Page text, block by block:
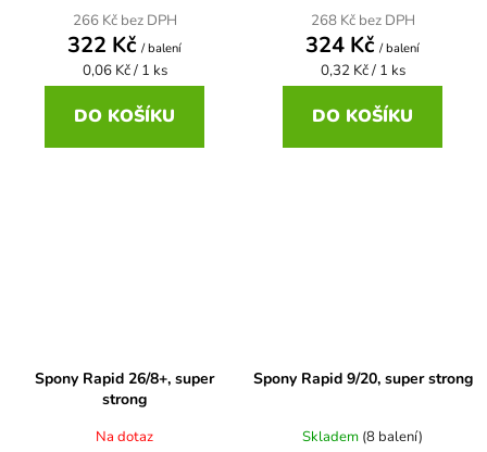
266 Kč bez DPH
322 Kč / balení
Měrná
cena:
0,06 Kč / 1 ks
DO KOŠÍKU
268 Kč bez DPH
324 Kč / balení
Měrná
cena:
0,32 Kč / 1 ks
DO KOŠÍKU
Spony Rapid 26/8+, super
strong
Na dotaz
Spony Rapid 9/20, super strong
Skladem (8 balení)